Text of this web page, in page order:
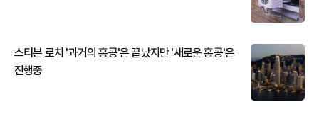
스티븐 로치 '과거의 홍콩'은 끝났지만 '새로운 홍콩'은
진행중